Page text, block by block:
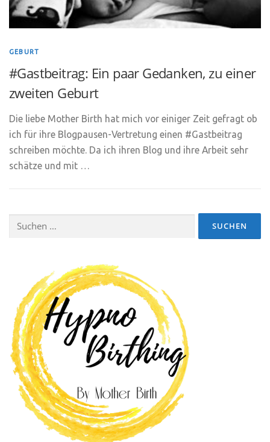
GEBURT
#Gastbeitrag: Ein paar Gedanken, zu einer
zweiten Geburt
Die liebe Mother Birth hat mich vor einiger Zeit gefragt ob
ich für ihre Blogpausen-Vertretung einen #Gastbeitrag
schreiben möchte. Da ich ihren Blog und ihre Arbeit sehr
schätze und mit …
Suchen